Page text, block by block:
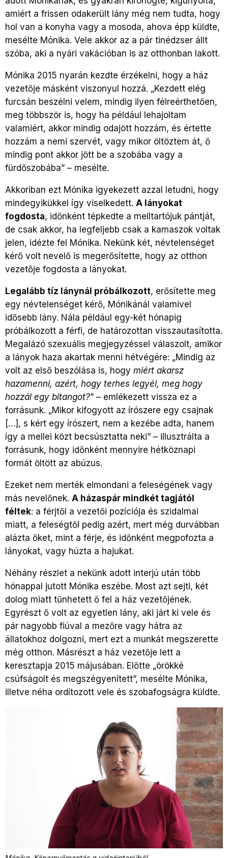
amiért a frissen odakerült lány még nem tudta, hogy
hol van a konyha vagy a mosoda, ahova épp küldte,
mesélte Mónika. Vele akkor az a pár tinédzser állt
szóba, aki a nyári vakációban is az otthonban lakott.
Mónika 2015 nyarán kezdte érzékelni, hogy a ház
vezetője másként viszonyul hozzá. „Kezdett elég
furcsán beszélni velem, mindig ilyen félreérthetően,
meg többször is, hogy ha például lehajoltam
valamiért, akkor mindig odajött hozzám, és értette
hozzám a nemi szervét, vagy mikor öltöztem át, ő
mindig pont akkor jött be a szobába vagy a
fürdőszobába” – mesélte.
Akkoriban ezt Mónika igyekezett azzal letudni, hogy
mindegyikükkel így viselkedett. A lányokat
fogdosta, időnként tépkedte a melltartójuk pántját,
de csak akkor, ha legfeljebb csak a kamaszok voltak
jelen, idézte fel Mónika. Nekünk két, névtelenséget
kérő volt nevelő is megerősítette, hogy az otthon
vezetője fogdosta a lányokat.
Legalább tíz lánynál próbálkozott, erősítette meg
egy névtelenséget kérő, Mónikánál valamivel
idősebb lány. Nála például egy-két hónapig
próbálkozott a férfi, de határozottan visszautasította.
Megalázó szexuális megjegyzéssel válaszolt, amikor
a lányok haza akartak menni hétvégére: „Mindig az
volt az első beszólása is, hogy miért akarsz
hazamenni, azért, hogy terhes legyél, meg hogy
hozzál egy bitangot?” – emlékezett vissza ez a
forrásunk. „Mikor kifogyott az írószere egy csajnak
[…], s kért egy írószert, nem a kezébe adta, hanem
így a mellei közt becsúsztatta neki” – illusztrálta a
forrásunk, hogy időnként mennyire hétköznapi
formát öltött az abúzus.
Ezeket nem merték elmondani a feleségének vagy
más nevelőnek. A házaspár mindkét tagjától
féltek: a férjtől a vezetői pozíciója és szidalmai
miatt, a feleségtől pedig azért, mert még durvábban
alázta őket, mint a férje, és időnként megpofozta a
lányokat, vagy húzta a hajukat.
Néhány részlet a nekünk adott interjú után több
hónappal jutott Mónika eszébe. Most azt sejti, két
dolog miatt tűnhetett ő fel a ház vezetőjének.
Egyrészt ő volt az egyetlen lány, aki járt ki vele és
pár nagyobb fiúval a mezőre vagy hátra az
állatokhoz dolgozni, mert ezt a munkát megszerette
még otthon. Másrészt a ház vezetője lett a
keresztapja 2015 májusában. Előtte „örökké
csúfságolt és megszégyenített”, mesélte Mónika,
illetve néha ordítozott vele és szobafogságra küldte.